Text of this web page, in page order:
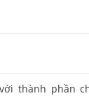
thành phần